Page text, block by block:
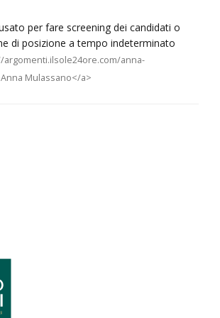
per fare screening dei candidati o
di posizione a tempo indeterminato
anna-
Mulassano</a>